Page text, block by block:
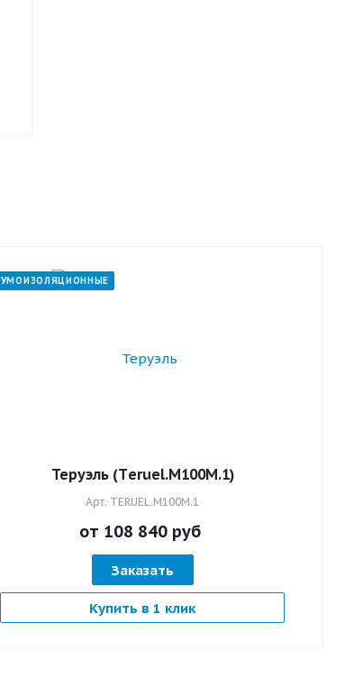
Теруэль (Тeruel.M100M.1)
Арт. TERUEL.M100M.1
от 108 840 руб
Заказать
Купить в 1 клик